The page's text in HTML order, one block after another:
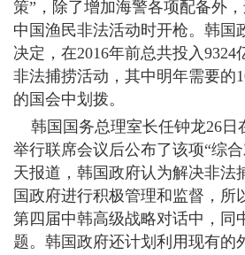
策”，除了增加海警各项配备外
中国渔民非法活动时开枪。韩国
决定，在2016年前总共投入
非法捕捞活动，其中明年需要的
的国会中划拨。
韩国国务总理室长任钟龙26日
举行联席会议后公布了该项“综
天报道，韩国政府认为解决非法
国政府进行积极管理和监督，所
第四届中韩高级战略对话中，同
题。韩国政府还计划利用现有的